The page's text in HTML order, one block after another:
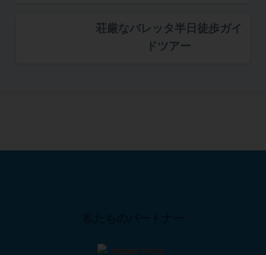
荘厳なバレッタ半日徒歩ガイ
ドツアー